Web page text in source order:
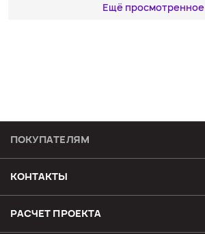
Ещё просмотренное
ПОКУПАТЕЛЯМ
Возврат и обмен товара
Доставка
КОНТАКТЫ
РАСЧЕТ ПРОЕКТА